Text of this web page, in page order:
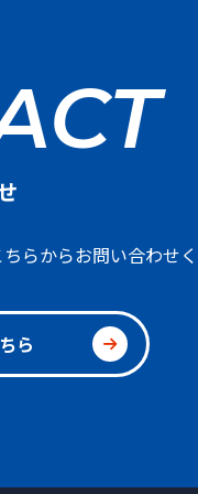
らからお問い合わせ
ら